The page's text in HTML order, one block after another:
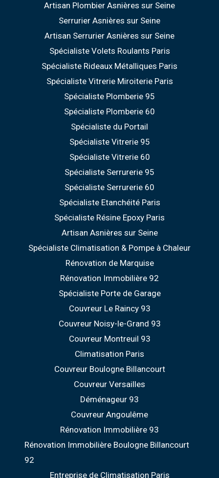
Artisan Plombier Asnières sur Seine
Serrurier Asnières sur Seine
Artisan Serrurier Asnières sur Seine
Spécialiste Volets Roulants Paris
Spécialiste Rideaux Métalliques Paris
Spécialiste Vitrerie Miroiterie Paris
Spécialiste Plomberie 95
Spécialiste Plomberie 60
Spécialiste du Portail
Spécialiste Vitrerie 95
Spécialiste Vitrerie 60
Spécialiste Serrurerie 95
Spécialiste Serrurerie 60
Spécialiste Etanchéité Paris
Spécialiste Résine Epoxy Paris
Artisan Asnières sur Seine
Spécialiste Climatisation & Pompe à Chaleur
Rénovation de Marquise
Rénovation Immobilière 92
Spécialiste Porte de Garage
Couvreur Le Raincy 93
Couvreur Noisy-le-Grand 93
Couvreur Montreuil 93
Climatisation Paris
Couvreur Boulogne Billancourt
Couvreur Versailles
Déménageur 93
Couvreur Angoulême
Rénovation Immobilière 93
Rénovation Immobilière Boulogne Billancourt
92
Entreprise de Climatisation Paris